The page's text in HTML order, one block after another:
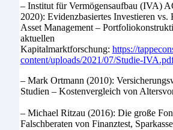
– Institut für Vermögensaufbau (IVA)
2020): Evidenzbasiertes Investieren vs.
Asset Management –
aktuellen
Kapitalmarktforschung: https://
content/uploads/2021/07/Studie-
– Mark Ortmann (2010):
Studien – Kostenvergleich von
– Michael Ritzau (2016): Die große
Falschberaten von Finanztest,